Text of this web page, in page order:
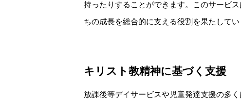
持ったりすることができます。このサービ
ちの成長を総合的に支える役割を果たしてい
キリスト教精神に基づく支援
放課後等デイサービスや児童発達支援の多